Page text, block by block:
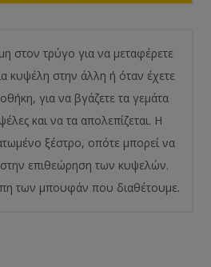
στον τρύγο για να μεταφέρετε
κυψέλη στην άλλη ή όταν έχετε
για να βγάζετε τα γεμάτα
και να τα απολεπίζεται. Η
ξέστρο, οπότε μπορεί να
στην επιθεώρηση των κυψελών.
των μπουφάν που διαθέτουμε.